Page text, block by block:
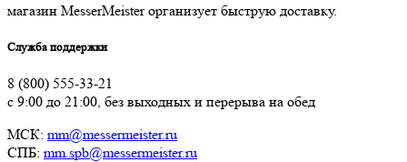
магазин MesserMeister организует быструю доставку.
Служба поддержки
8 (800) 555-33-21
с 9:00 до 21:00, без выходных и перерыва на обед
МСК: mm@messermeister.ru
СПБ: mm.spb@messermeister.ru